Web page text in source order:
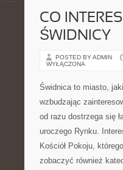
CO
ŚWIDNICY
POSTED BY ADMIN
WYŁĄCZONA
Świdnica to miasto,
wzbudzając
od razu dostrzega się
uroczego Rynku.
Kościół Pokoju,
zobaczyć również